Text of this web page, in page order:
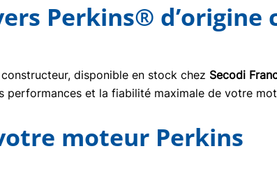
Perkins®
constructeur, disponible en stock chez Secodi
et la fiabilité maximale de votre
moteur Perkins